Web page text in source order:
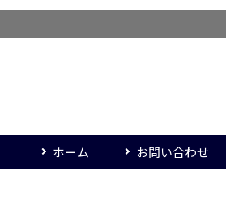
ホーム お問い合わせ